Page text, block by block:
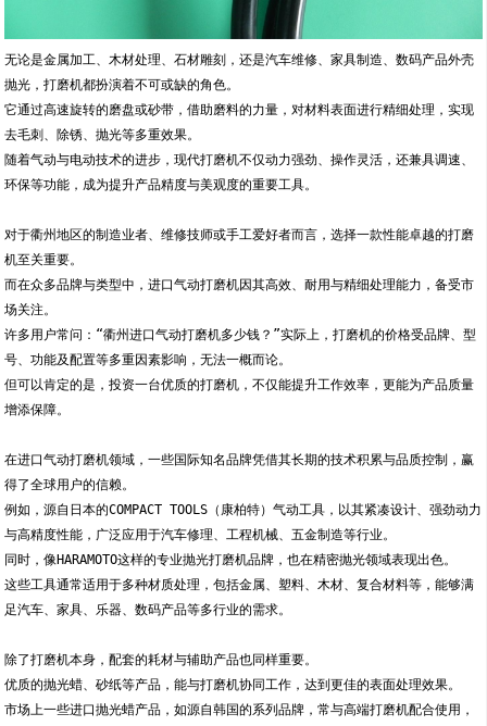
无论是金属加工、木材处理、石材雕刻，还是汽车维修、家具制造、数码产品外壳
抛光，打磨机都扮演着不可或缺的角色。
它通过高速旋转的磨盘或砂带，借助磨料的力量，对材料表面进行精细处理，实现
去毛刺、除锈、抛光等多重效果。
随着气动与电动技术的进步，现代打磨机不仅动力强劲、操作灵活，还兼具调速、
环保等功能，成为提升产品精度与美观度的重要工具。
对于衢州地区的制造业者、维修技师或手工爱好者而言，选择一款性能卓越的打磨
机至关重要。
而在众多品牌与类型中，进口气动打磨机因其高效、耐用与精细处理能力，备受市
场关注。
许多用户常问：“衢州进口气动打磨机多少钱？”实际上，打磨机的价格受品牌、型
号、功能及配置等多重因素影响，无法一概而论。
但可以肯定的是，投资一台优质的打磨机，不仅能提升工作效率，更能为产品质量
增添保障。
在进口气动打磨机领域，一些国际知名品牌凭借其长期的技术积累与品质控制，赢
得了全球用户的信赖。
例如，源自日本的COMPACT TOOLS（康柏特）气动工具，以其紧凑设计、强劲动力
与高精度性能，广泛应用于汽车修理、工程机械、五金制造等行业。
同时，像HARAMOTO这样的专业抛光打磨机品牌，也在精密抛光领域表现出色。
这些工具通常适用于多种材质处理，包括金属、塑料、木材、复合材料等，能够满
足汽车、家具、乐器、数码产品等多行业的需求。
除了打磨机本身，配套的耗材与辅助产品也同样重要。
优质的抛光蜡、砂纸等产品，能与打磨机协同工作，达到更佳的表面处理效果。
市场上一些进口抛光蜡产品，如源自韩国的系列品牌，常与高端打磨机配合使用，